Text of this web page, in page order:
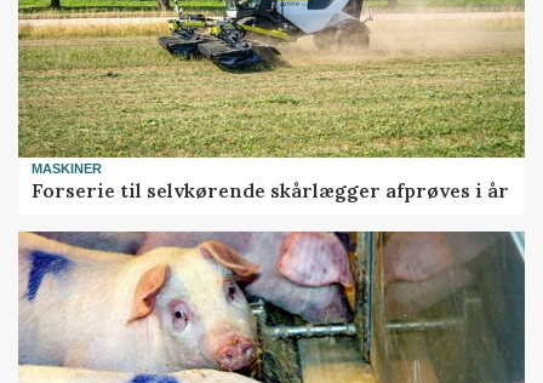
MASKINER
Forserie til selvkørende skårlægger afprøves i år